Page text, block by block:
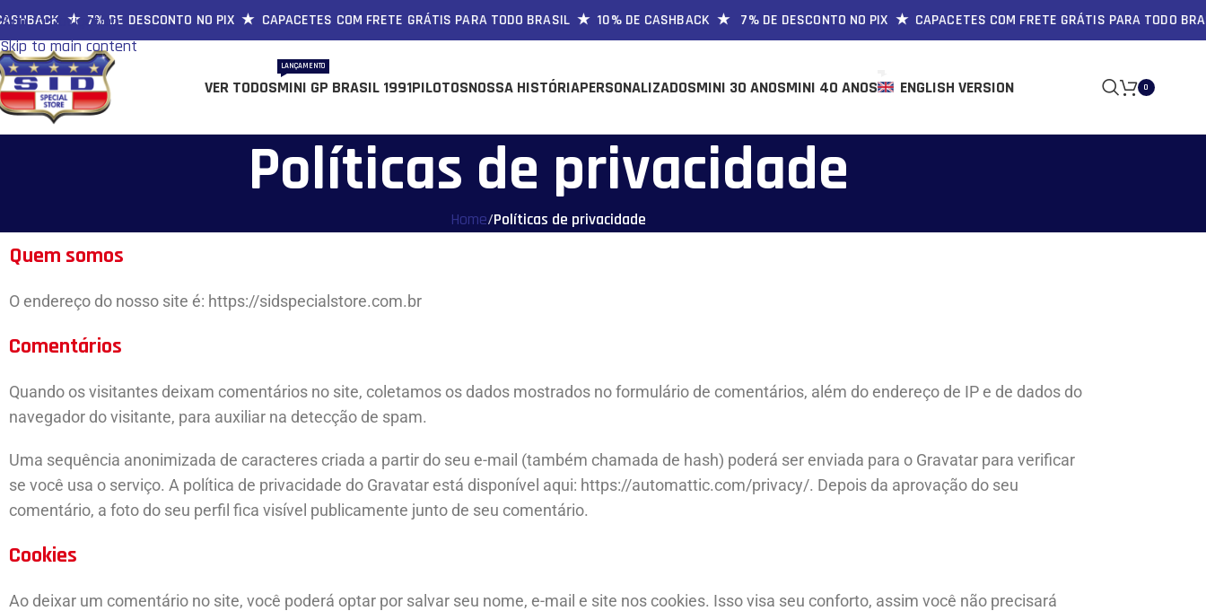
Skip to navigation
Skip to main content
★ 7% DE DESCONTO NO PIX ★ CAPACETES COM FRETE GRÁTIS PARA TODO BRASIL ★ 10% DE CASHBACK ★ 7% DE DESCONTO NO PIX ★ CAPACETES COM FRETE GRÁTIS PARA
VER TODOSMINI GP BRASIL 1991
LANÇAMENTO
PILOTOSNOSSA HISTÓRIAPERSONALIZADOSMINI 30 ANOSMINI 40 ANOS ENGLISH VERSION 0
Políticas de privacidade
Home/Políticas de privacidade
Quem somos
O endereço do nosso site é: https://sidspecialstore.com.br
Comentários
Quando os visitantes deixam comentários no site, coletamos os dados mostrados no formulário de comentários, além do endereço de IP e de dados do
navegador do visitante, para auxiliar na detecção de spam.
Uma sequência anonimizada de caracteres criada a partir do seu e-mail (também chamada de hash) poderá ser enviada para o Gravatar para verificar
se você usa o serviço. A política de privacidade do Gravatar está disponível aqui: https://automattic.com/privacy/. Depois da aprovação do seu
comentário, a foto do seu perfil fica visível publicamente junto de seu comentário.
Cookies
Ao deixar um comentário no site, você poderá optar por salvar seu nome, e-mail e site nos cookies. Isso visa seu conforto, assim você não precisará